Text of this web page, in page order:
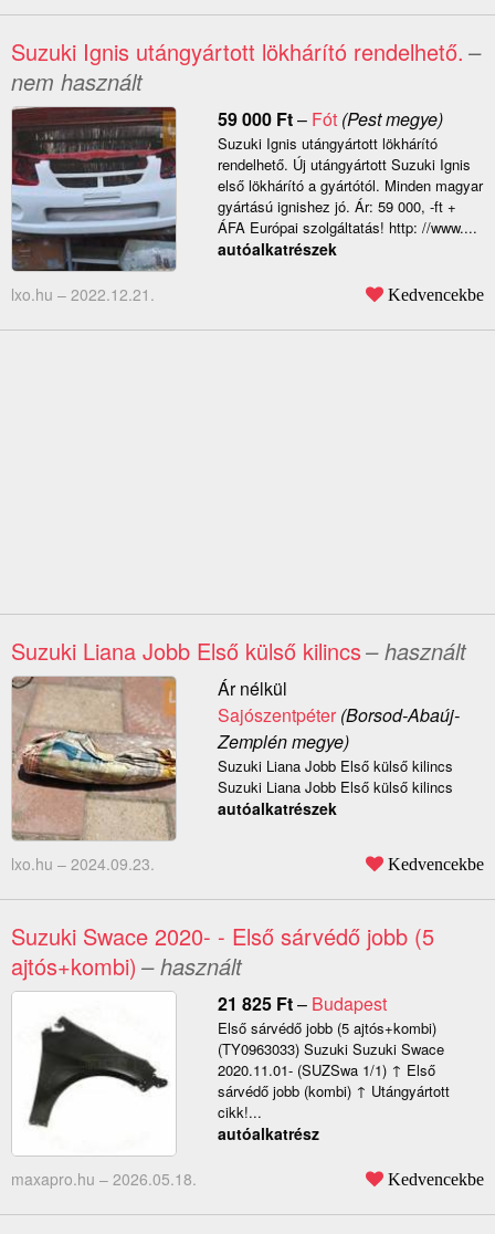
Suzuki Ignis utángyártott lökhárító rendelhető. –
nem használt
59 000 Ft– Fót(Pest megye)
Suzuki Ignis utángyártott lökhárító
rendelhető. Új utángyártott Suzuki Ignis
első lökhárító a gyártótól. Minden magyar
gyártású ignishez jó. Ár: 59 000, -ft +
ÁFA Európai szolgáltatás! http: //www....
autóalkatrészek
lxo.hu – 2022.12.21. Kedvencekbe
Suzuki Liana Jobb Első külső kilincs– használt
Ár nélkül
Sajószentpéter(Borsod-Abaúj-
Zemplén megye)
Suzuki Liana Jobb Első külső kilincs
Suzuki Liana Jobb Első külső kilincs
autóalkatrészek
lxo.hu – 2024.09.23. Kedvencekbe
Suzuki Swace 2020- - Első sárvédő jobb (5
ajtós+kombi) – használt
21 825 Ft– Budapest
Első sárvédő jobb (5 ajtós+kombi)
(TY0963033) Suzuki Suzuki Swace
2020.11.01- (SUZSwa 1/1) ↑ Első
sárvédő jobb (kombi) ↑ Utángyártott
cikk!...
autóalkatrész
maxapro.hu – 2026.05.18. Kedvencekbe